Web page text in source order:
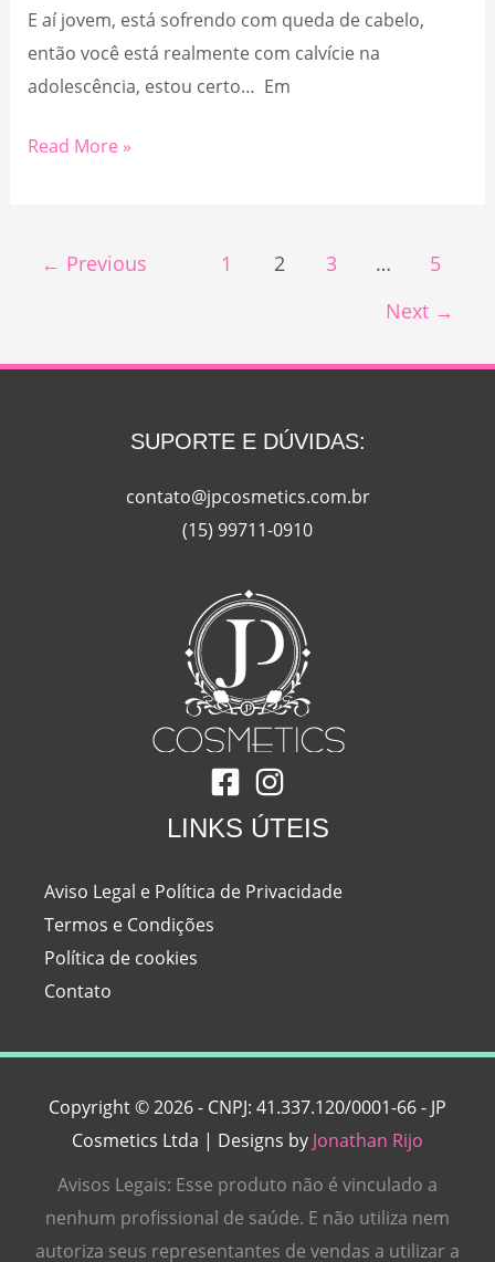
E aí jovem, está sofrendo com queda de cabelo,
então você está realmente com calvície na
adolescência, estou certo… Em
Calvície
possível?
Read More »
← Previous 1 2 3 …
5
Next →
SUPORTE E DÚVIDAS:
contato@jpcosmetics.com.br
(15) 99711-0910
LINKS ÚTEIS
Aviso Legal e Política de Privacidade
Termos e Condições
Política de cookies
Contato
Copyright © 2026 - CNPJ: 41.337.120/0001-66 - JP
Cosmetics Ltda | Designs by Jonathan Rijo
Avisos Legais: Esse produto não é vinculado a
nenhum profissional de saúde. E não utiliza nem
autoriza seus representantes de vendas a utilizar a